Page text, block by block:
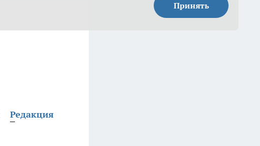
Принять
Редакция